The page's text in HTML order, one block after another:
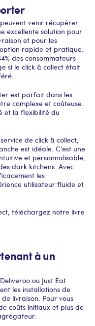
venir récupérer
excellente solution pour
et pour les
rapide et pratique.
des consommateurs
si le click & collect était
est parfait dans les
complexe et coûteuse.
et la flexibilité du
de click & collect,
est idéale. C'est une
et personnalisable,
dark kitchens. Avec
les
utilisateur fluide et
téléchargez notre livre
à un
ou Just Eat
les installations de
livraison. Pour vous
coûts initiaux et plus de